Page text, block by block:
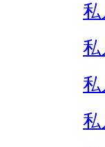
私
私
私
私